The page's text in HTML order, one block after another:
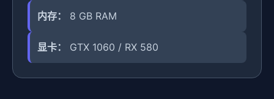
内存： 8 GB RAM
显卡： GTX 1060 / RX 580